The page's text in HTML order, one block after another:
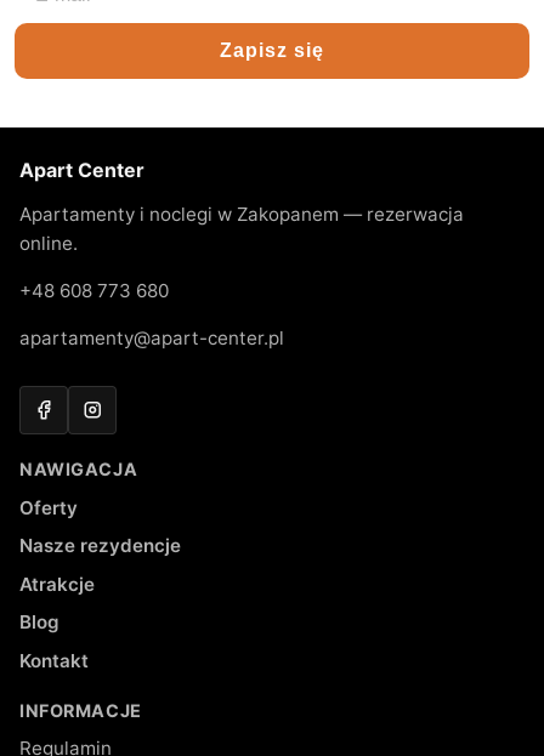
Adres e-mail
Zapisz się
Apart Center
Apartamenty i noclegi w Zakopanem — rezerwacja
online.
+48 608 773 680
apartamenty@apart-center.pl
FacebookInstagram
NAWIGACJA
Oferty
Nasze rezydencje
Atrakcje
Blog
Kontakt
INFORMACJE
Regulamin